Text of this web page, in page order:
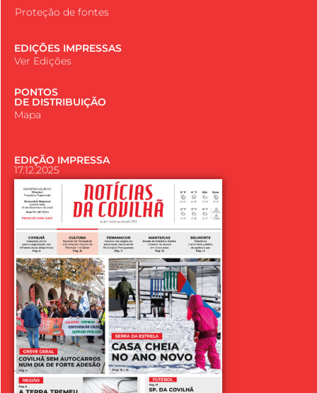
Proteção de fontes
EDIÇÕES IMPRESSAS
Ver Edições
PONTOS
DE DISTRIBUIÇÃO
Mapa
EDIÇÃO IMPRESSA
17.12.2025